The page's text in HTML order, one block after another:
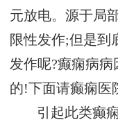
元放电。源于局
限性发作;但是到
发作呢?癫痫病
的!下面请癫痫医
引起此类癫